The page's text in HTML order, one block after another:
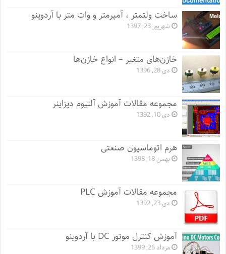
ساخت ولتمتر ، آمپرمتر و وات متر با آردوینو
شهریور 23, 1397
خازن‌های متغیر – انواع خازن‌ها
دی 28, 1396
مجموعه مقالات آموزش آلتیوم دیزاینر
دی 10, 1392
هرم اتوماسیون صنعتی
بهمن 18, 1398
مجموعه مقالات آموزش PLC
دی 23, 1392
آموزش کنترل موتور DC با آردوینو
مرداد 26, 1399